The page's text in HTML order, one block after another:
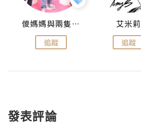
儍媽媽與兩隻小魔怪之家
追蹤
艾米莉
追蹤
發表評論